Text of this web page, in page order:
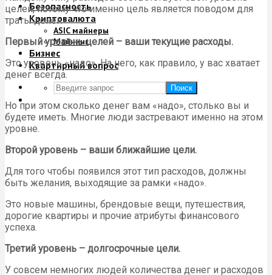
Безопасность
Криптовалюта
ASIC майнеры
Майнинг
Бизнес
Квартирный вопрос
Поиск
целей, потому что именно цель является поводом для
траты денег.
Первый уровень целей – ваши текущие расходы.
Это уровень «надо». На него, как правило, у вас хватает
денег всегда.
Но при этом сколько денег вам «надо», столько вы и
будете иметь. Многие люди застревают именно на этом
уровне.
Второй уровень – ваши ближайшие цели.
Для того чтобы появился этот тип расходов, должны
быть желания, выходящие за рамки «надо».
Это новые машины, брендовые вещи, путешествия,
дорогие квартиры и прочие атрибуты финансового
успеха.
Третий уровень – долгосрочные цели.
У совсем немногих людей количества денег и расходов